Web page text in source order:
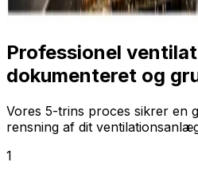
Professionel
dokumenteret og
Vores 5-trins proces sikrer en
rensning af dit
1